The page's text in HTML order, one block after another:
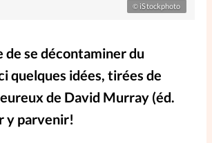
L'anecdote
féminin
Littérature
©iStockphoto
de se décontaminer du
quelques idées, tirées de
de David Murray (éd.
y parvenir!